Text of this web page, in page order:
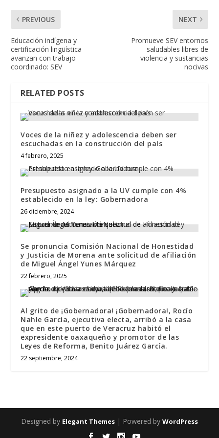
PREVIOUS
Educación indígena y
certificación lingüística
avanzan con trabajo
coordinado: SEV
NEXT
Promueve SEV entornos
saludables libres de
violencia y sustancias
nocivas
RELATED POSTS
Voces de la niñez y adolescencia deben ser
escuchadas en la construcción del país
4 febrero, 2025
Presupuesto asignado a la UV cumple con 4%
establecido en la ley: Gobernadora
26 diciembre, 2024
Se pronuncia Comisión Nacional de Honestidad
y Justicia de Morena ante solicitud de afiliación
de Miguel Ángel Yunes Márquez
22 febrero, 2025
Al grito de ¡Gobernadora! ¡Gobernadora!, Rocío
Nahle García, ejecutiva electa, arribó a la casa
que en este puerto de Veracruz habitó el
expresidente oaxaqueño y promotor de las
Leyes de Reforma, Benito Juárez García.
22 septiembre, 2024
Designed by Elegant Themes | Powered by WordPress